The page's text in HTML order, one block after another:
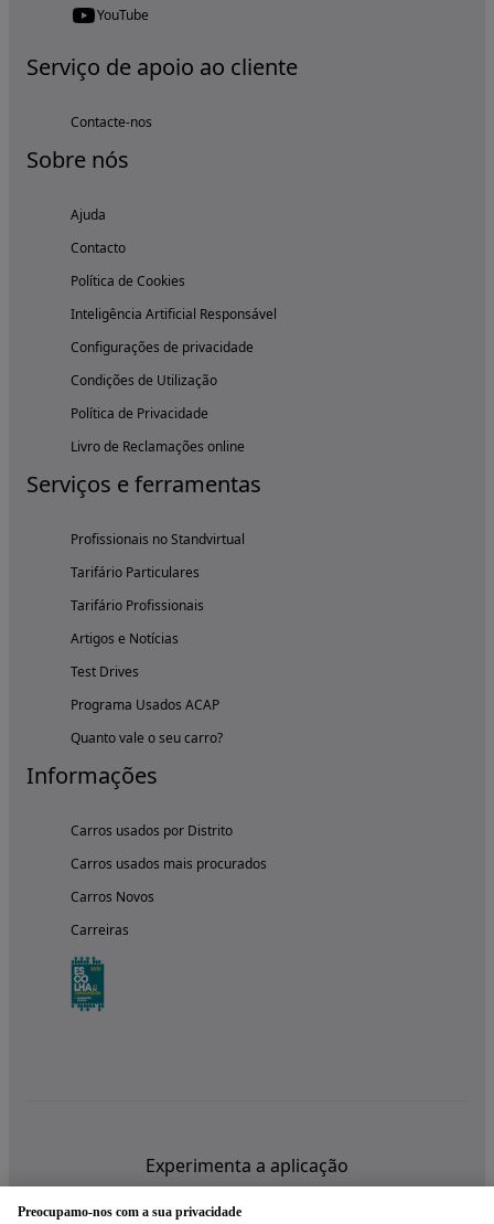
YouTube
Serviço de apoio ao cliente
Contacte-nos
Sobre nós
Ajuda
Contacto
Política de Cookies
Inteligência Artificial Responsável
Configurações de privacidade
Condições de Utilização
Política de Privacidade
Livro de Reclamações online
Serviços e ferramentas
Profissionais no Standvirtual
Tarifário Particulares
Tarifário Profissionais
Artigos e Notícias
Test Drives
Programa Usados ACAP
Quanto vale o seu carro?
Informações
Carros usados por Distrito
Carros usados mais procurados
Carros Novos
Carreiras
Experimenta a aplicação
Preocupamo-nos com a sua privacidade